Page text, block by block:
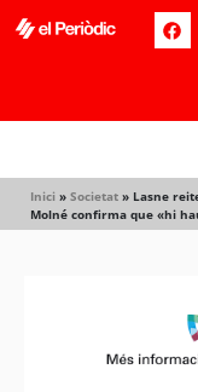
Inici » Societat » Lasne
Molné confirma que «hi